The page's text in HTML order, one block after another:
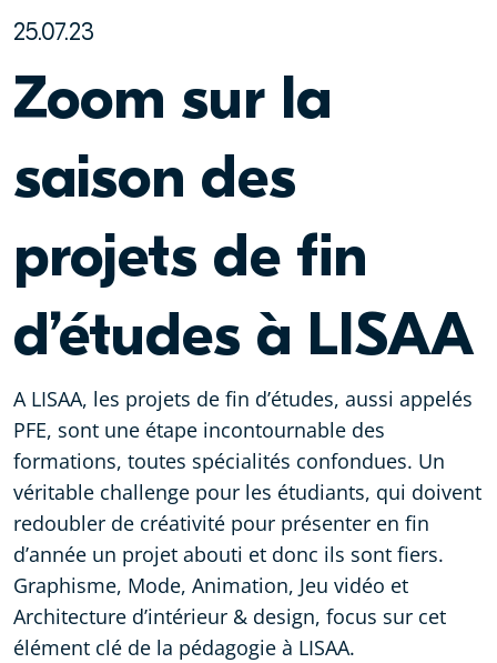
25.07.23
Zoom sur la
saison des
projets de fin
d’études à LISAA
A LISAA, les projets de fin d’études, aussi appelés
PFE, sont une étape incontournable des
formations, toutes spécialités confondues. Un
véritable challenge pour les étudiants, qui doivent
redoubler de créativité pour présenter en fin
d’année un projet abouti et donc ils sont fiers.
Graphisme, Mode, Animation, Jeu vidéo et
Architecture d’intérieur & design, focus sur cet
élément clé de la pédagogie à LISAA.